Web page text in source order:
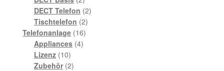
Produkte
DECT Telefon 22
Tischtelefon 22
Produkte
Telefonanlage 1616
Appliances 44
Lizenz 1010
Produkte
Zubehör 22